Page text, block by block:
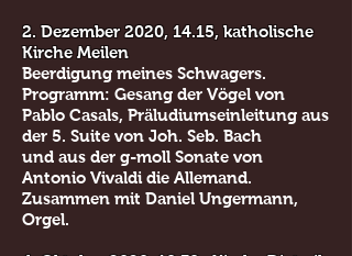
2. Dezember 2020, 14.15, katholische
Kirche Meilen
Beerdigung meines Schwagers.
Programm: Gesang der Vögel von
Pablo Casals, Präludiumseinleitung aus
der 5. Suite von Joh. Seb. Bach
und aus der g-moll Sonate von
Antonio Vivaldi die Allemand.
Zusammen mit Daniel Ungermann,
Orgel.